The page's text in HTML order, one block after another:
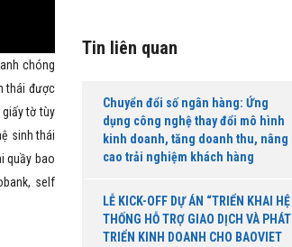
chóng
thái được
tờ tùy
sinh thái
quầy bao
self
Tin liên quan
Chuyển đổi số ngân hàng: Ứng
dụng công nghệ thay đổi mô hình
kinh doanh, tăng doanh thu, nâng
cao trải nghiệm khách hàng
LỄ KICK-OFF DỰ ÁN “TRIỂN KHAI HỆ
THỐNG HỖ TRỢ GIAO DỊCH VÀ PHÁT
TRIỂN KINH DOANH CHO BAOVIET